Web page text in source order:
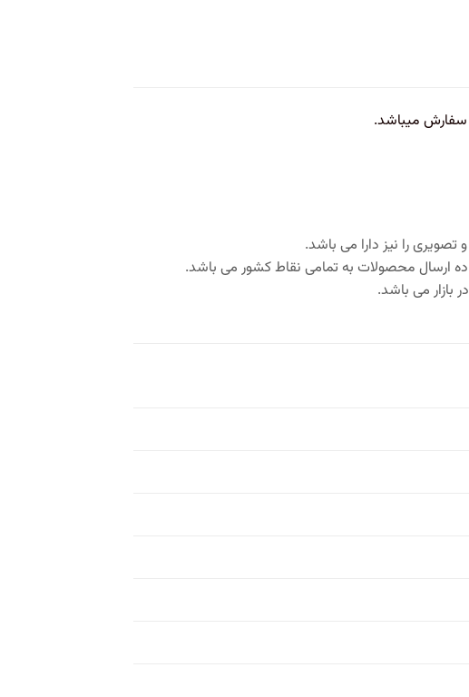
سفارش میباشد.
را نیز دارا می باشد.
ارسال محصولات به تمامی نقاط کشور می باشد.
بازار می باشد.